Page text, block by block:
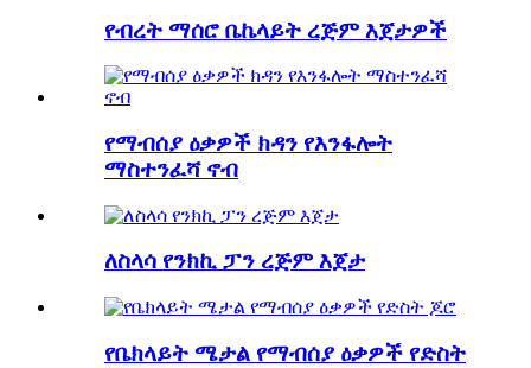
የብረት ማሰሮ ቤኬላይት ረጅም እጀታዎች
የማብሰያ ዕቃዎች ክዳን የእንፋሎት
ማስተንፈሻ ኖብ
ለስላሳ የንክኪ ፓን ረጅም እጀታ
የቤክላይት ሜታል የማብሰያ ዕቃዎች የድስት